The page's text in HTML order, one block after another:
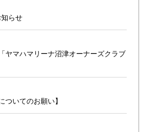
らせ
ヤマハマリーナ沼津オーナーズクラブ
ついてのお願い】